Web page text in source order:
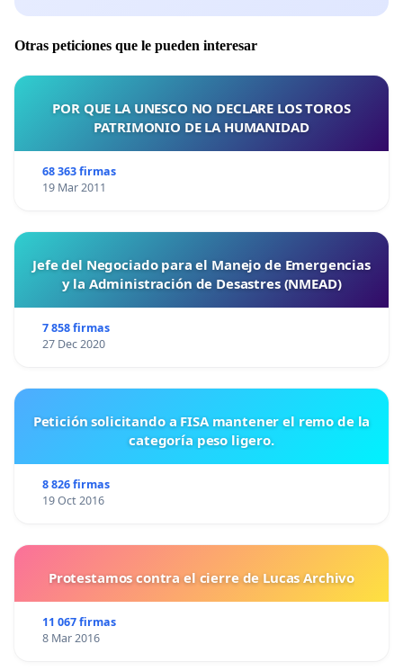
Otras peticiones que le pueden interesar
POR QUE LA UNESCO NO DECLARE LOS TOROS
PATRIMONIO DE LA HUMANIDAD
68 363 firmas
19 Mar 2011
Jefe del Negociado para el Manejo de Emergencias
y la Administración de Desastres (NMEAD)
7 858 firmas
27 Dec 2020
Petición solicitando a FISA mantener el remo de la
categoría peso ligero.
8 826 firmas
19 Oct 2016
Protestamos contra el cierre de Lucas Archivo
11 067 firmas
8 Mar 2016